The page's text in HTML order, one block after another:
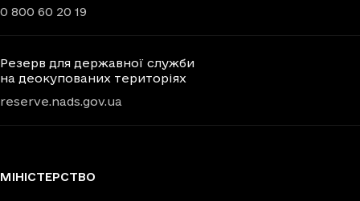
0 800 60 20 19
Резерв для державної служби
на деокупованих територіях
reserve.nads.gov.ua
МІНІСТЕРСТВО